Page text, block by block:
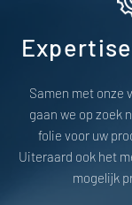
Samen met onze
gaan we op zoek
folie voor uw
Uiteraard ook het
mogelijk